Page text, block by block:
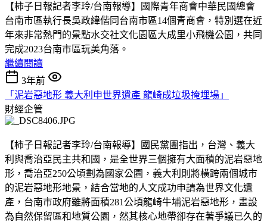
【柿子日報記者李玲/台南報導】國際青年商會中華民國總會
台南市區執行長吳政緯偕同台南市區14個青商會，特別選在近
年來非常熱門的景點水交社文化園區大成里小飛機公園，共同
完成2023台南市區玩美角落。
繼續閱讀
3年前
「泥岩惡地形 義大利申世界遺產 龍崎成垃圾掩埋場」
財經企管
【柿子日報記者李玲/台南報導】國民黨團指出，台灣、義大
利與喬治亞民主共和國，是全世界三個擁有大面積的泥岩惡地
形，喬治亞250公頃劃為國家公園，義大利則將橫跨兩個城市
的泥岩惡地形地景，結合當地的人文成功申請為世界文化遺
產，台南市政府雖將面積281公頃龍崎牛埔泥岩惡地形，畫設
為自然保留區和地質公園，然其核心地帶卻存在著爭議已久的